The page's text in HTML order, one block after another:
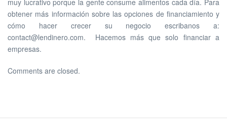
muy lucrativo porque la gente consume alimentos cada día. Para
obtener más información sobre las opciones de financiamiento y
cómo hacer crecer su negocio escribanos a:
contact@lendinero.com. Hacemos más que solo financiar a
empresas.
Comments are closed.